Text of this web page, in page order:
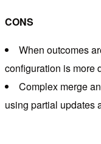
CONS
When outcomes
configuration is more
Complex merge
using partial updates